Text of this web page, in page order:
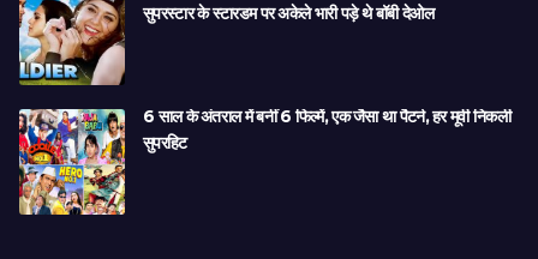
सुपरस्टार के स्टारडम पर अकेले भारी पड़े थे बॉबी देओल
6 साल के अंतराल में बनीं 6 फिल्में, एक जैसा था पैटर्न, हर मूवी निकली
सुपरहिट